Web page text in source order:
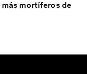
mortíferos de